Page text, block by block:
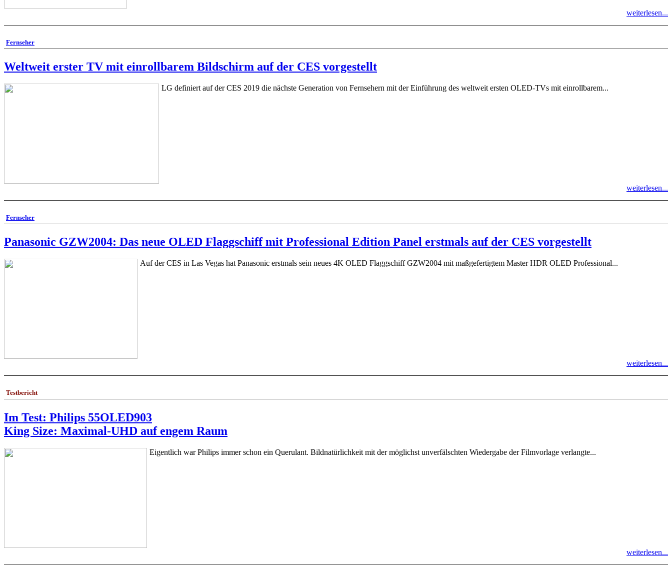
weiterlesen...
Fernseher
Weltweit erster TV mit einrollbarem Bildschirm auf der CES vorgestellt
LG definiert auf der CES 2019 die nächste Generation von Fernsehern mit der Einführung des weltweit ersten OLED-TVs mit einrollbarem...
weiterlesen...
Fernseher
Panasonic GZW2004: Das neue OLED Flaggschiff mit Professional Edition Panel erstmals auf der CES vorgestellt
Auf der CES in Las Vegas hat Panasonic erstmals sein neues 4K OLED Flaggschiff GZW2004 mit maßgefertigtem Master HDR OLED Professional...
weiterlesen...
Testbericht
Im Test: Philips 55OLED903
King Size: Maximal-UHD auf engem Raum
Eigentlich war Philips immer schon ein Querulant. Bildnatürlichkeit mit der möglichst unverfälschten Wiedergabe der Filmvorlage verlangte...
weiterlesen...